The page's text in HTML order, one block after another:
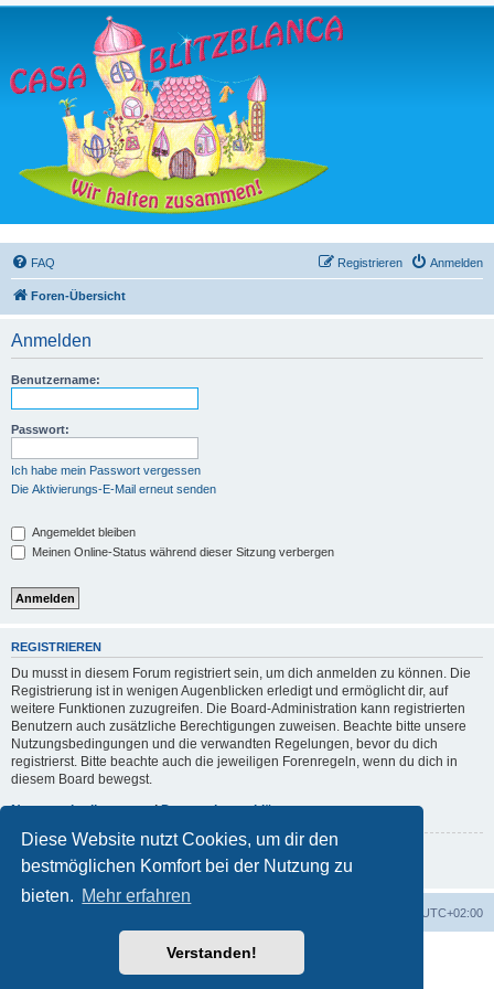
Diese Website nutzt Cookies, um dir den
bestmöglichen Komfort bei der Nutzung zu
bieten. Mehr erfahren
Verstanden!
FAQ Anmelden
Registrieren
Foren-Übersicht
Anmelden
Benutzername:
Passwort:
Ich habe mein Passwort vergessen
Die Aktivierungs-E-Mail erneut senden
Angemeldet bleiben
Meinen Online-Status während dieser Sitzung verbergen
REGISTRIEREN
Du musst in diesem Forum registriert sein, um dich anmelden zu können. Die
Registrierung ist in wenigen Augenblicken erledigt und ermöglicht dir, auf
weitere Funktionen zuzugreifen. Die Board-Administration kann registrierten
Benutzern auch zusätzliche Berechtigungen zuweisen. Beachte bitte unsere
Nutzungsbedingungen und die verwandten Regelungen, bevor du dich
registrierst. Bitte beachte auch die jeweiligen Forenregeln, wenn du dich in
diesem Board bewegst.
Nutzungsbedingungen|Datenschutzerklärung
Registrieren
UTC+02:00
Powered byphpBB® Forum Software © phpBB Limited
phpBB.de